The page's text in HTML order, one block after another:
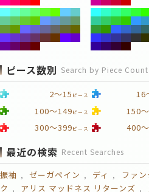
ピース数別 Search by Piece Count
2～15 ピース 16
100～149ピース 150
300～399ピース 400
最近の検索 Recent Searches
振袖 ゼーガペイン ディ ファン
ク
アリス マッドネス リターンズ